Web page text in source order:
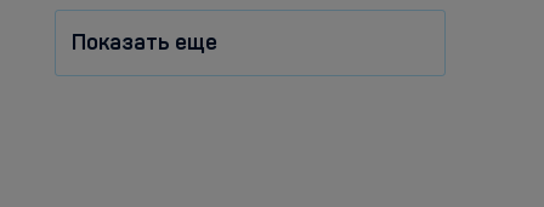
Показать еще